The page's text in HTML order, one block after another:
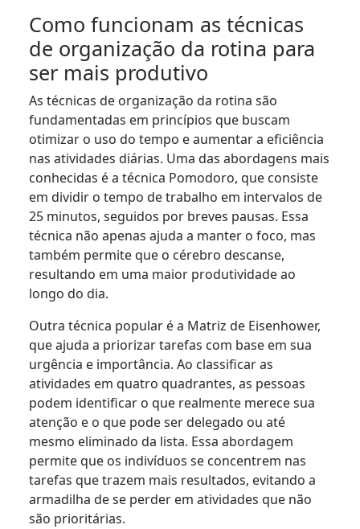
Como funcionam as técnicas
de organização da rotina para
ser mais produtivo
As técnicas de organização da rotina são
fundamentadas em princípios que buscam
otimizar o uso do tempo e aumentar a eficiência
nas atividades diárias. Uma das abordagens mais
conhecidas é a técnica Pomodoro, que consiste
em dividir o tempo de trabalho em intervalos de
25 minutos, seguidos por breves pausas. Essa
técnica não apenas ajuda a manter o foco, mas
também permite que o cérebro descanse,
resultando em uma maior produtividade ao
longo do dia.
Outra técnica popular é a Matriz de Eisenhower,
que ajuda a priorizar tarefas com base em sua
urgência e importância. Ao classificar as
atividades em quatro quadrantes, as pessoas
podem identificar o que realmente merece sua
atenção e o que pode ser delegado ou até
mesmo eliminado da lista. Essa abordagem
permite que os indivíduos se concentrem nas
tarefas que trazem mais resultados, evitando a
armadilha de se perder em atividades que não
são prioritárias.